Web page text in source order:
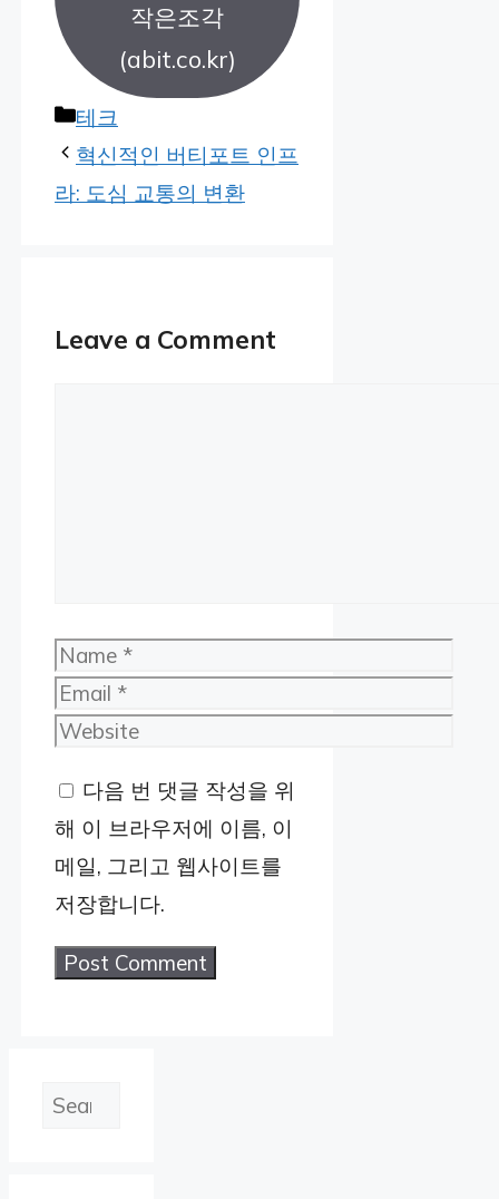
작은조각
(abit.co.kr)
Categories
테크
혁신적인 버티포트 인프
라: 도심 교통의 변환
Leave a Comment
Name
Email
Website
다음 번 댓글 작성을 위
해 이 브라우저에 이름, 이
메일, 그리고 웹사이트를
저장합니다.
검